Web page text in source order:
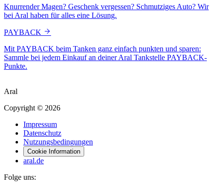
Knurrender Magen? Geschenk vergessen? Schmutziges Auto? Wir
bei Aral haben für alles eine Lösung.
PAYBACK
Mit PAYBACK beim Tanken ganz einfach punkten und sparen:
Sammle bei jedem Einkauf an deiner Aral Tankstelle PAYBACK-
Punkte.
Aral
Copyright © 2026
Impressum
Datenschutz
Nutzungsbedingungen
Cookie Information
aral.de
Folge uns: